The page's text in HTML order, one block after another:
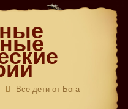
Все дети от Бога